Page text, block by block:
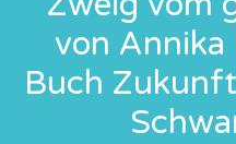
von Annika
Buch